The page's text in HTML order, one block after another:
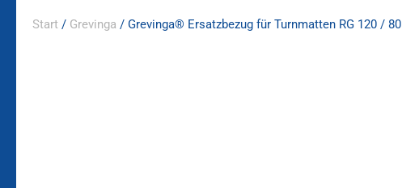
Start / Grevinga / Grevinga® Ersatzbezug für Turnmatten RG 120 / 80